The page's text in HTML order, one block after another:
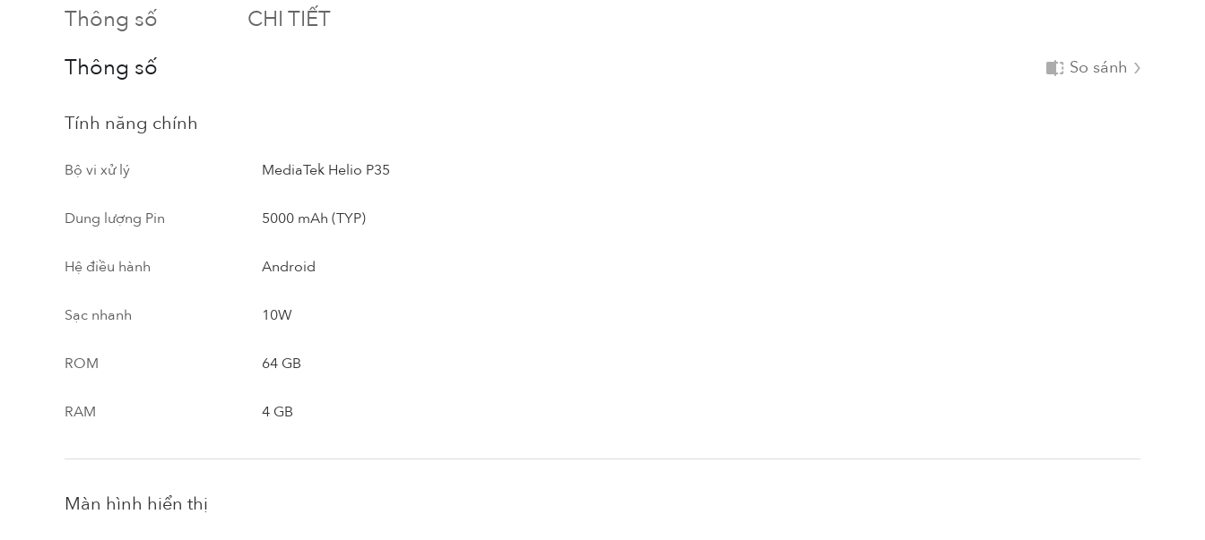
Thông số
CHI TIẾT
Thông số
So sánh
Tính năng chính
Bộ vi xử lý MediaTek Helio P35
Dung lượng Pin 5000 mAh (TYP)
Hệ điều hành Android
Sạc nhanh 10W
ROM 64 GB
RAM 4 GB
Màn hình hiển thị